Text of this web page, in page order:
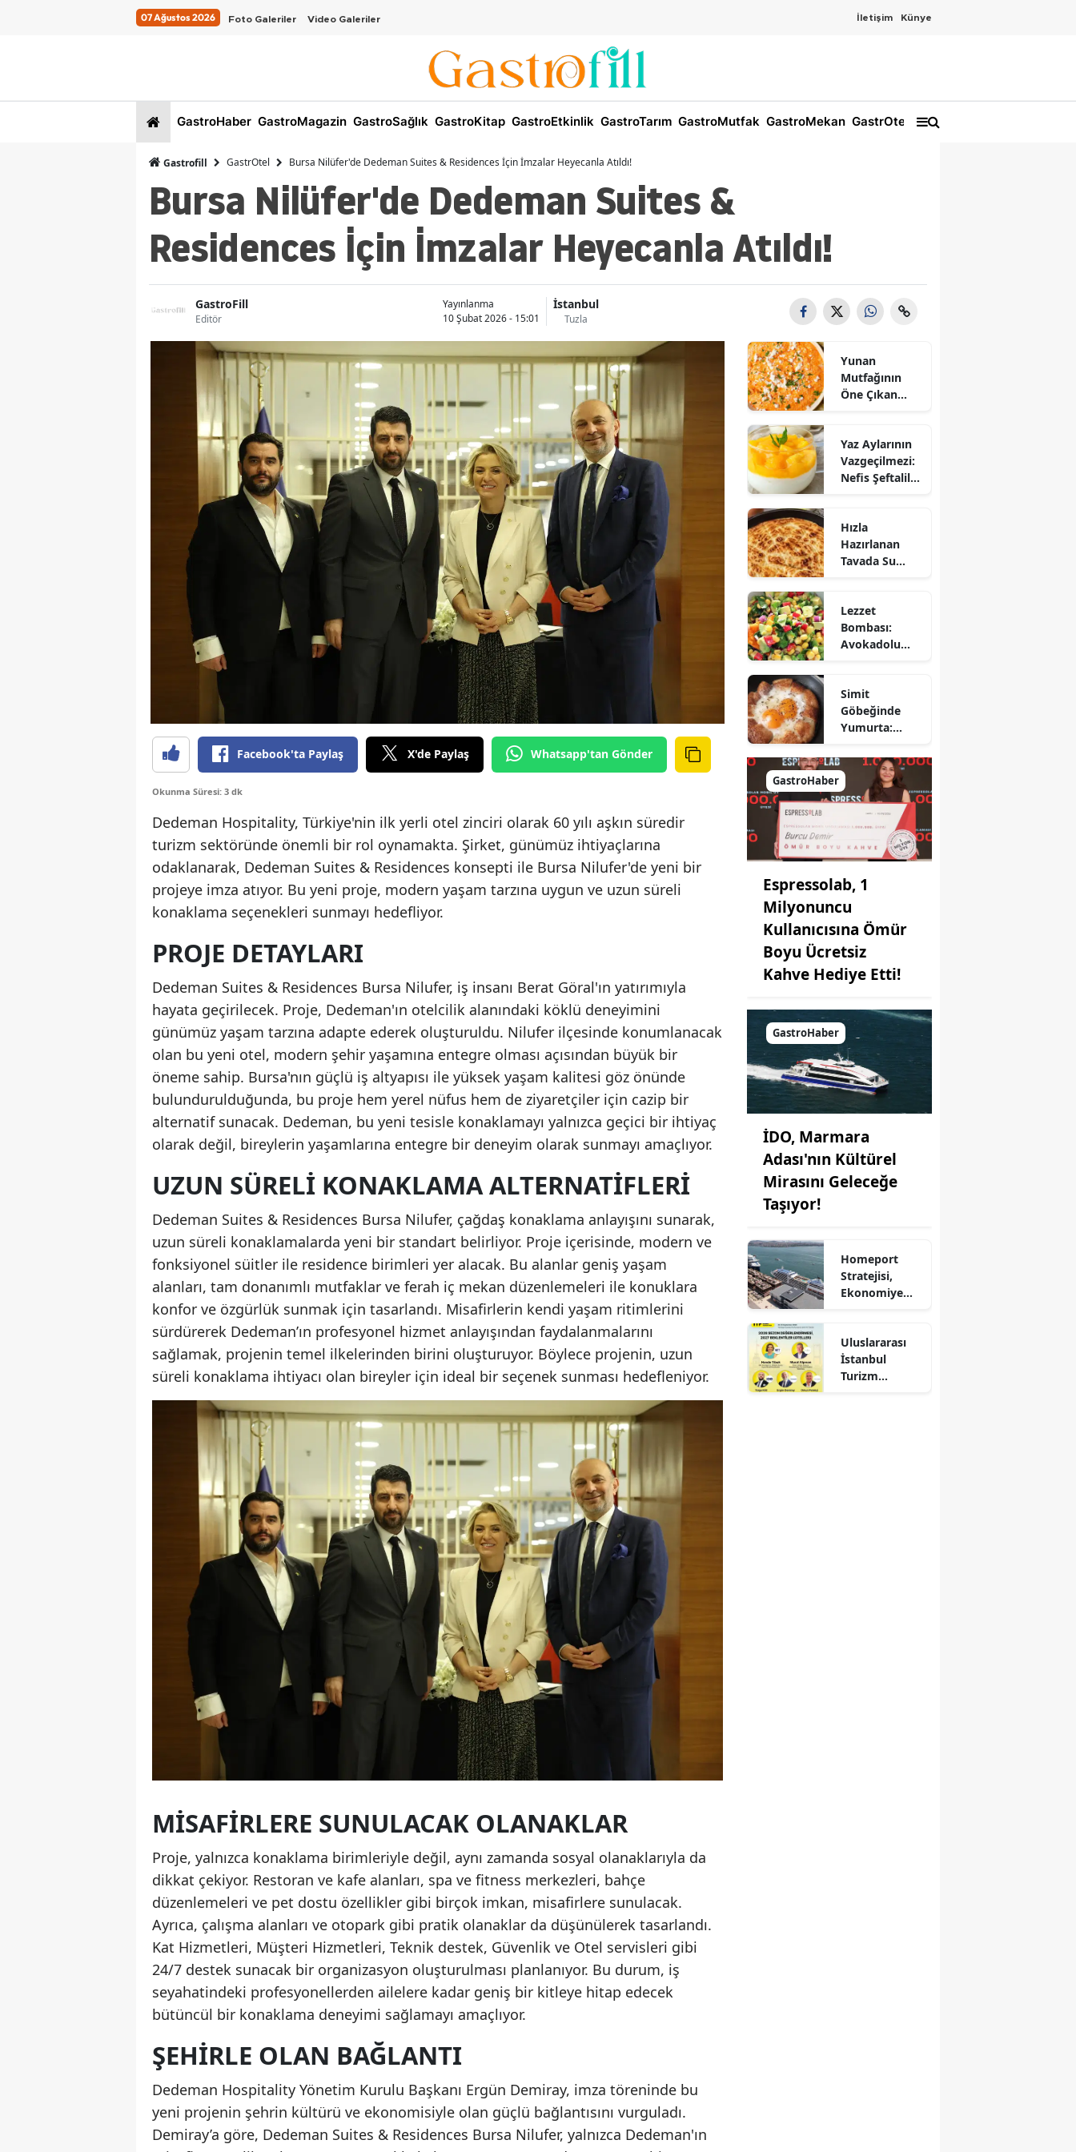
07 Ağustos 2026 Foto Galeriler Video Galeriler İletişim Künye
GastroHaber GastroMagazin GastroSağlık GastroKitap GastroEtkinlik GastroTarım GastroMutfak GastroMekan GastrOtel
Gastrofill GastrOtel Bursa Nilüfer'de Dedeman Suites & Residences İçin İmzalar Heyecanla Atıldı!
Bursa Nilüfer'de Dedeman Suites &
Residences İçin İmzalar Heyecanla Atıldı!
GastroFill
Editör
Yayınlanma
10 Şubat 2026 - 15:01
İstanbul
Tuzla
Facebook'ta Paylaş X'de Paylaş Whatsapp'tan Gönder
Okunma Süresi: 3 dk
Dedeman Hospitality, Türkiye'nin ilk yerli otel zinciri olarak 60 yılı aşkın süredir
turizm sektöründe önemli bir rol oynamakta. Şirket, günümüz ihtiyaçlarına
odaklanarak, Dedeman Suites & Residences konsepti ile Bursa Nilufer'de yeni bir
projeye imza atıyor. Bu yeni proje, modern yaşam tarzına uygun ve uzun süreli
konaklama seçenekleri sunmayı hedefliyor.
PROJE DETAYLARI
Dedeman Suites & Residences Bursa Nilufer, iş insanı Berat Göral'ın yatırımıyla
hayata geçirilecek. Proje, Dedeman'ın otelcilik alanındaki köklü deneyimini
günümüz yaşam tarzına adapte ederek oluşturuldu. Nilufer ilçesinde konumlanacak
olan bu yeni otel, modern şehir yaşamına entegre olması açısından büyük bir
öneme sahip. Bursa'nın güçlü iş altyapısı ile yüksek yaşam kalitesi göz önünde
bulundurulduğunda, bu proje hem yerel nüfus hem de ziyaretçiler için cazip bir
alternatif sunacak. Dedeman, bu yeni tesisle konaklamayı yalnızca geçici bir ihtiyaç
olarak değil, bireylerin yaşamlarına entegre bir deneyim olarak sunmayı amaçlıyor.
UZUN SÜRELI KONAKLAMA ALTERNATIFLERI
Dedeman Suites & Residences Bursa Nilufer, çağdaş konaklama anlayışını sunarak,
uzun süreli konaklamalarda yeni bir standart belirliyor. Proje içerisinde, modern ve
fonksiyonel süitler ile residence birimleri yer alacak. Bu alanlar geniş yaşam
alanları, tam donanımlı mutfaklar ve ferah iç mekan düzenlemeleri ile konuklara
konfor ve özgürlük sunmak için tasarlandı. Misafirlerin kendi yaşam ritimlerini
sürdürerek Dedeman’ın profesyonel hizmet anlayışından faydalanmalarını
sağlamak, projenin temel ilkelerinden birini oluşturuyor. Böylece projenin, uzun
süreli konaklama ihtiyacı olan bireyler için ideal bir seçenek sunması hedefleniyor.
MISAFIRLERE SUNULACAK OLANAKLAR
Proje, yalnızca konaklama birimleriyle değil, aynı zamanda sosyal olanaklarıyla da
dikkat çekiyor. Restoran ve kafe alanları, spa ve fitness merkezleri, bahçe
düzenlemeleri ve pet dostu özellikler gibi birçok imkan, misafirlere sunulacak.
Ayrıca, çalışma alanları ve otopark gibi pratik olanaklar da düşünülerek tasarlandı.
Kat Hizmetleri, Müşteri Hizmetleri, Teknik destek, Güvenlik ve Otel servisleri gibi
24/7 destek sunacak bir organizasyon oluşturulması planlanıyor. Bu durum, iş
seyahatindeki profesyonellerden ailelere kadar geniş bir kitleye hitap edecek
bütüncül bir konaklama deneyimi sağlamayı amaçlıyor.
ŞEHIRLE OLAN BAĞLANTI
Dedeman Hospitality Yönetim Kurulu Başkanı Ergün Demiray, imza töreninde bu
yeni projenin şehrin kültürü ve ekonomisiyle olan güçlü bağlantısını vurguladı.
Demiray’a göre, Dedeman Suites & Residences Bursa Nilufer, yalnızca Dedeman'ın
Yunan
Mutfağının
Öne Çıkan
Nasıl Yapılır?
Yaz Aylarının
Vazgeçilmezi:
Nefis Şeftalili
Hızla
Hazırlanan
Tavada Su
Sofralarınıza
Lezzet Katın!
Lezzet
Bombası:
Avokadolu
Simit
Göbeğinde
Yumurta:
Farklı Bir
Kahvaltı
Seçeneği
GastroHaber
Espressolab, 1
Milyonuncu
Kullanıcısına Ömür
Boyu Ücretsiz
Kahve Hediye Etti!
GastroHaber
İDO, Marmara
Adası'nın Kültürel
Mirasını Geleceğe
Taşıyor!
Homeport
Stratejisi,
Ekonomiye
Sağlıyor!
Uluslararası
İstanbul
Turizm